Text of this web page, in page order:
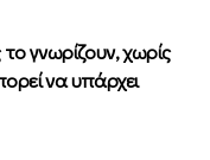
γνωρίζουν, χωρίς
να υπάρχει